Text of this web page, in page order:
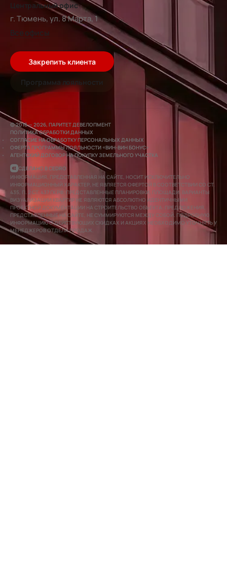
Центральный офис
г. Тюмень, ул. 8 Марта, 1
Все офисы
Закрепить клиента
Программа лояльности
© 2016 — 2026, ПАРИТЕТ ДЕВЕЛОПМЕНТ
ПОЛИТИКА ОБРАБОТКИ ДАННЫХ
СОГЛАСИЕ НА ОБРАБОТКУ ПЕРСОНАЛЬНЫХ ДАННЫХ
ОФЕРТА ПРОГРАММЫ ЛОЯЛЬНОСТИ «ВИН-ВИН БОНУС»
АГЕНТСКИЙ ДОГОВОР НА ПОКУПКУ ЗЕМЕЛЬНОГО УЧАСТКА
СДЕЛАНО В CEDRO
ИНФОРМАЦИЯ, ПРЕДСТАВЛЕННАЯ НА САЙТЕ, НОСИТ ИСКЛЮЧИТЕЛЬНО
ИНФОРМАЦИОННЫЙ ХАРАКТЕР, НЕ ЯВЛЯЕТСЯ ОФЕРТОЙ В СООТВЕТСТВИИ СО СТ.
435, П. 2 СТ. 437 ГК РФ. ПРЕДСТАВЛЕННЫЕ ПЛАНИРОВКИ, ПЛОЩАДИ, ВАРИАНТЫ
ВИЗУАЛИЗАЦИИ КВАРТИР НЕ ЯВЛЯЮТСЯ АБСОЛЮТНО ИДЕНТИЧНЫМИ
ПРОЕКТНОЙ ДОКУМЕНТАЦИИ НА СТРОИТЕЛЬСТВО ОБЪЕКТА. ПРЕДЛОЖЕНИЯ,
ПРЕДСТАВЛЕННЫЕ НА САЙТЕ, НЕ СУММИРУЮТСЯ МЕЖДУ СОБОЙ. ПОДРОБНУЮ
ИНФОРМАЦИЮ О ДЕЙСТВУЮЩИХ СКИДКАХ И АКЦИЯХ НЕОБХОДИМО УТОЧНЯТЬ У
МЕНЕДЖЕРОВ ОТДЕЛА ПРОДАЖ.